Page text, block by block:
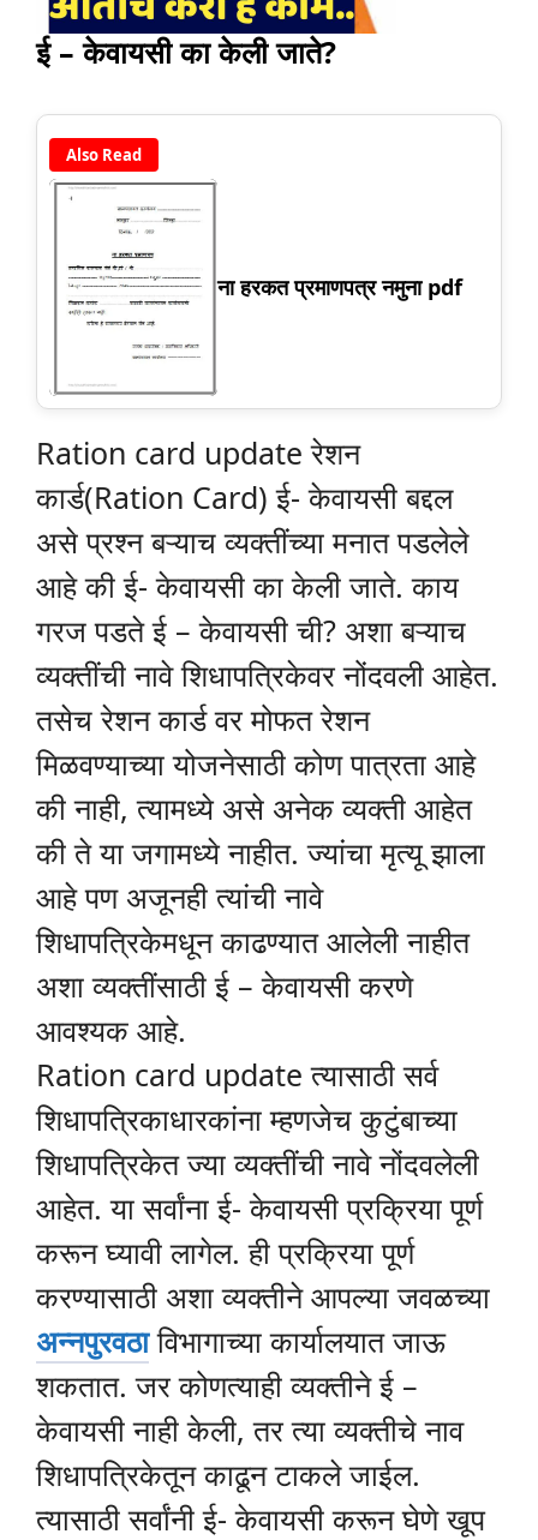
ई – केवायसी का केली जाते?
Also Read
ना हरकत प्रमाणपत्र नमुना pdf
Ration card update रेशन
कार्ड(Ration Card) ई- केवायसी बद्दल
असे प्रश्न बऱ्याच व्यक्तींच्या मनात पडलेले
आहे की ई- केवायसी का केली जाते. काय
गरज पडते ई – केवायसी ची? अशा बऱ्याच
व्यक्तींची नावे शिधापत्रिकेवर नोंदवली आहेत.
तसेच रेशन कार्ड वर मोफत रेशन
मिळवण्याच्या योजनेसाठी कोण पात्रता आहे
की नाही, त्यामध्ये असे अनेक व्यक्ती आहेत
की ते या जगामध्ये नाहीत. ज्यांचा मृत्यू झाला
आहे पण अजूनही त्यांची नावे
शिधापत्रिकेमधून काढण्यात आलेली नाहीत
अशा व्यक्तींसाठी ई – केवायसी करणे
आवश्यक आहे.
Ration card update त्यासाठी सर्व
शिधापत्रिकाधारकांना म्हणजेच कुटुंबाच्या
शिधापत्रिकेत ज्या व्यक्तींची नावे नोंदवलेली
आहेत. या सर्वांना ई- केवायसी प्रक्रिया पूर्ण
करून घ्यावी लागेल. ही प्रक्रिया पूर्ण
करण्यासाठी अशा व्यक्तीने आपल्या जवळच्या
अन्नपुरवठाविभागाच्या कार्यालयात जाऊ
शकतात. जर कोणत्याही व्यक्तीने ई –
केवायसी नाही केली, तर त्या व्यक्तीचे नाव
शिधापत्रिकेतून काढून टाकले जाईल.
त्यासाठी सर्वांनी ई- केवायसी करून घेणे खूप